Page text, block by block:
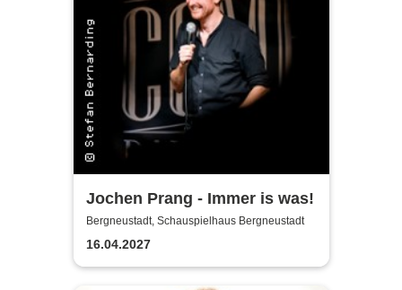
Jochen Prang - Immer is was!
Bergneustadt, Schauspielhaus Bergneustadt
16.04.2027